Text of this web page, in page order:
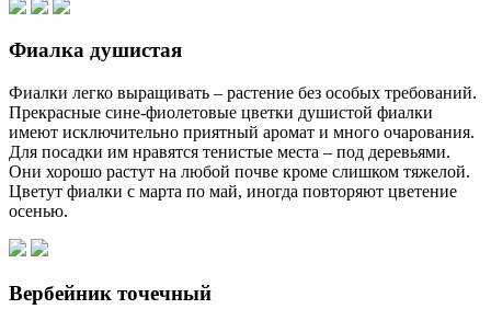
Фиалка душистая
Фиалки легко выращивать – растение без особых требований.
Прекрасные сине-фиолетовые цветки душистой фиалки
имеют исключительно приятный аромат и много очарования.
Для посадки им нравятся тенистые места – под деревьями.
Они хорошо растут на любой почве кроме слишком тяжелой.
Цветут фиалки с марта по май, иногда повторяют цветение
осенью.
Вербейник точечный